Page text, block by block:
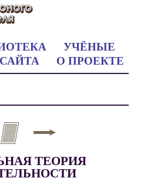
УЧЁНЫЕ
О ПРОЕКТЕ
ТЕОРИЯ